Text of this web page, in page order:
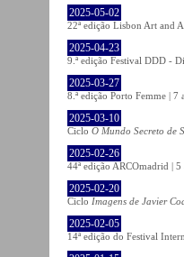
2025-05-02
22ª edição Lisbon Art and
2025-04-23
9.ª edição Festival DDD -
2025-03-27
8.ª edição Porto Femme |
2025-03-10
Ciclo O Mundo Secreto de
2025-02-26
44ª edição ARCOmadrid |
2025-02-20
Ciclo Imagens de Javier
2025-02-05
14ª edição do Festival